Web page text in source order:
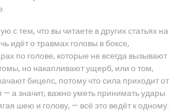
с тем, что вы читаете в других статьях на
идёт отравмах головы в боксе,
по голове, которые не всегда вызывают
но накапливают ущерб, или о том,
бицепс, потому что сила приходит от
— а значит, важно уметь принимать удары
шею и голову, — всё это ведёт к одному: